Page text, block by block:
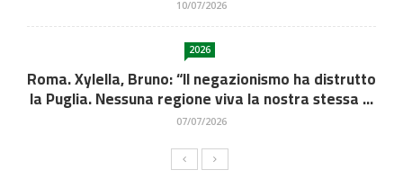
10/07/2026
2026
Roma. Xylella, Bruno: “Il negazionismo ha distrutto
la Puglia. Nessuna regione viva la nostra stessa ...
07/07/2026